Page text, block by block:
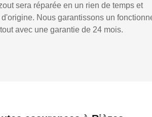
sera réparée en un rien de temps et
Nous garantissons un
avec une garantie de 24 mois.